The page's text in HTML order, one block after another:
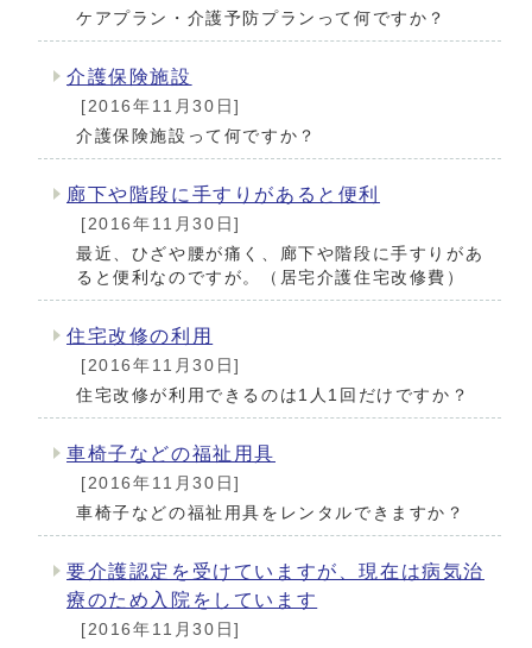
ケアプラン・介護予防プランって何ですか？
介護保険施設
[2016年11月30日]
介護保険施設って何ですか？
廊下や階段に手すりがあると便利
[2016年11月30日]
最近、ひざや腰が痛く、廊下や階段に手すりがあ
ると便利なのですが。（居宅介護住宅改修費）
住宅改修の利用
[2016年11月30日]
住宅改修が利用できるのは1人1回だけですか？
車椅子などの福祉用具
[2016年11月30日]
車椅子などの福祉用具をレンタルできますか？
要介護認定を受けていますが、現在は病気治
療のため入院をしています
[2016年11月30日]